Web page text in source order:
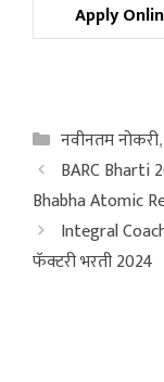
Apply
Categories
नवीनतम नोकरी,
BARC Bharti
Bhabha Atomic
Integral
फॅक्टरी भरती 2024